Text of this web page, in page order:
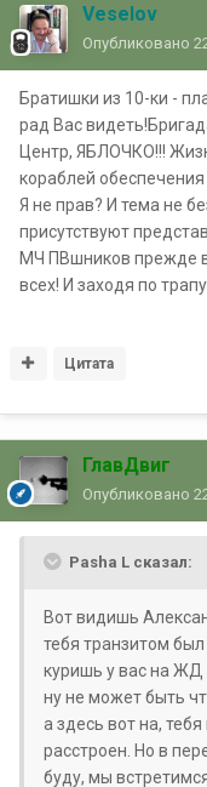
Veselov
Опубликовано
Братишки из 10-ки -
рад Вас
Центр, ЯБЛОЧКО!!!
кораблей
Я не прав? И тема не
присутствуют
МЧ ПВшников прежде
всех! И заходя по
Цитата
ГлавДвиг
Опубликовано
Pasha L сказал:
Вот видишь
тебя транзитом
куришь у вас на ЖД
ну не может быть
а здесь вот на,
расстроен. Но в
буду, мы